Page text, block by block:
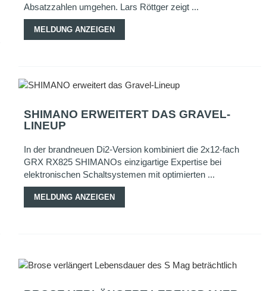
Absatzzahlen umgehen. Lars Röttger zeigt ...
MELDUNG ANZEIGEN
SHIMANO ERWEITERT DAS GRAVEL-
LINEUP
In der brandneuen Di2-Version kombiniert die 2x12-fach
GRX RX825 SHIMANOs einzigartige Expertise bei
elektronischen Schaltsystemen mit optimierten ...
MELDUNG ANZEIGEN